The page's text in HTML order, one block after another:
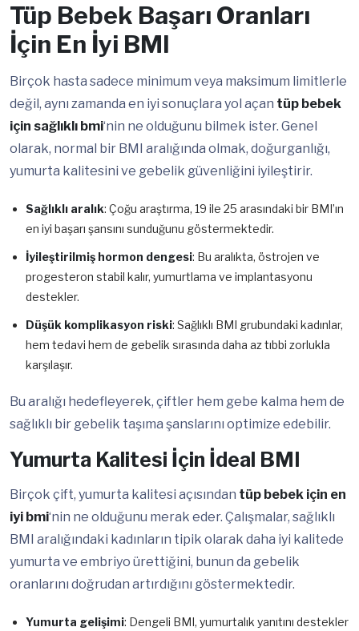
Tüp Bebek Başarı Oranları
İçin En İyi BMI
Birçok hasta sadece minimum veya maksimum limitlerle
değil, aynı zamanda en iyi sonuçlara yol açan tüp bebek
için sağlıklı bmi‘nin ne olduğunu bilmek ister. Genel
olarak, normal bir BMI aralığında olmak, doğurganlığı,
yumurta kalitesini ve gebelik güvenliğini iyileştirir.
Sağlıklı aralık: Çoğu araştırma, 19 ile 25 arasındaki bir BMI’ın
en iyi başarı şansını sunduğunu göstermektedir.
İyileştirilmiş hormon dengesi: Bu aralıkta, östrojen ve
progesteron stabil kalır, yumurtlama ve implantasyonu
destekler.
Düşük komplikasyon riski: Sağlıklı BMI grubundaki kadınlar,
hem tedavi hem de gebelik sırasında daha az tıbbi zorlukla
karşılaşır.
Bu aralığı hedefleyerek, çiftler hem gebe kalma hem de
sağlıklı bir gebelik taşıma şanslarını optimize edebilir.
Yumurta Kalitesi İçin İdeal BMI
Birçok çift, yumurta kalitesi açısından tüp bebek için en
iyi bmi‘nin ne olduğunu merak eder. Çalışmalar, sağlıklı
BMI aralığındaki kadınların tipik olarak daha iyi kalitede
yumurta ve embriyo ürettiğini, bunun da gebelik
oranlarını doğrudan artırdığını göstermektedir.
Yumurta gelişimi: Dengeli BMI, yumurtalık yanıtını destekler